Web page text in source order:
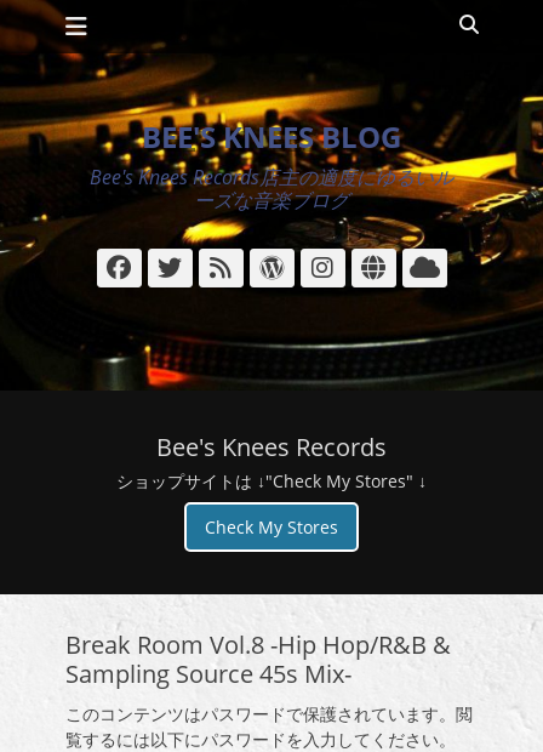
コ
ン
テ
ン
ツ
へ
ッ
プ
メインメニュー
索
BEE'S KNEES BLOG
Bee's Knees Records店主の適度にゆるいル
ーズな音楽ブログ
Facebook
Twitter
ィ
ド
WordPress
Instagram
サ
イ
ク
ラ
ウ
ド
Bee's Knees Records
ショップサイトは ↓"Check My Stores" ↓
Check My Stores
Break Room Vol.8 -Hip Hop/R&B &
Sampling Source 45s Mix-
このコンテンツはパスワードで保護されています。閲
覧するには以下にパスワードを入力してください。